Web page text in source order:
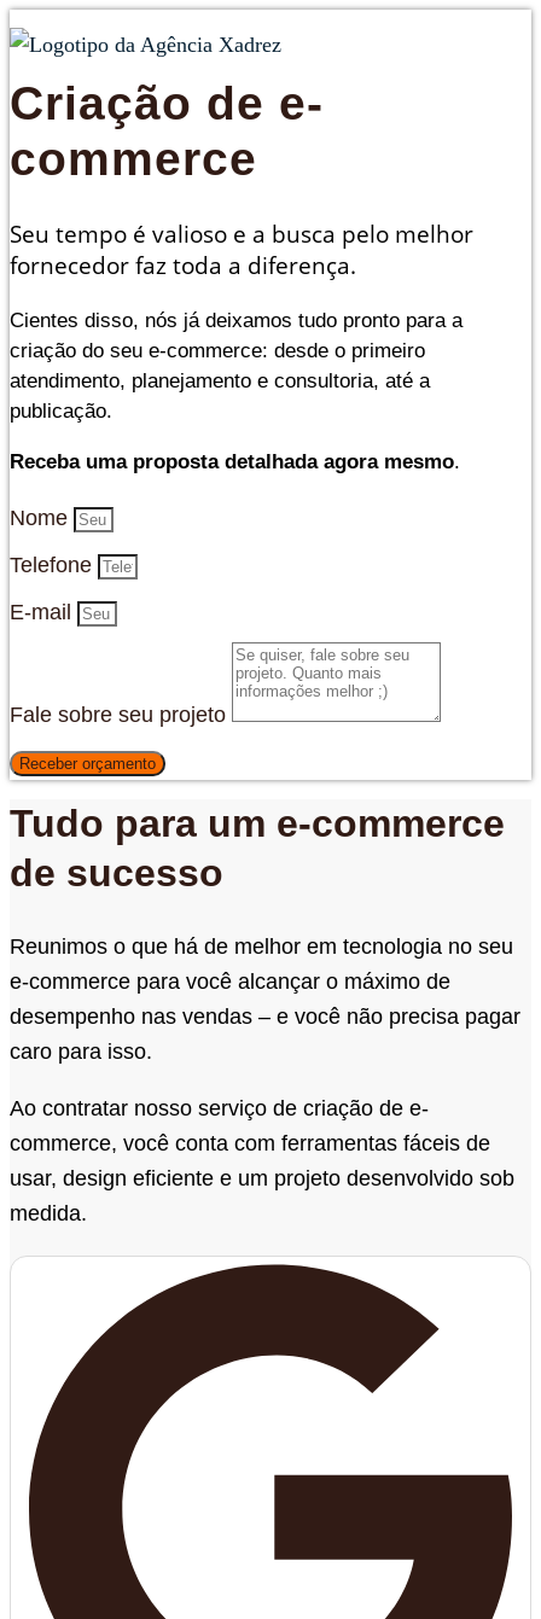
Criação de e-
commerce
Seu tempo é valioso e a busca pelo melhor
fornecedor faz toda a diferença.
Cientes disso, nós já deixamos tudo pronto para a
criação do seu e-commerce: desde o primeiro
atendimento, planejamento e consultoria, até a
publicação.
Receba uma proposta detalhada agora mesmo.
Nome
Telefone
E-mail
Fale sobre seu projeto
Receber orçamento
Tudo para um e-commerce
de sucesso
Reunimos o que há de melhor em tecnologia no seu
e-commerce para você alcançar o máximo de
desempenho nas vendas – e você não precisa pagar
caro para isso.
Ao contratar nosso serviço de criação de e-
commerce, você conta com ferramentas fáceis de
usar, design eficiente e um projeto desenvolvido sob
medida.